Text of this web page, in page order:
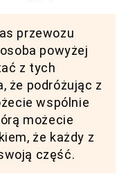
przewozu
powyżej
z tych
że podróżując z
wspólnie
możecie
że każdy z
część.